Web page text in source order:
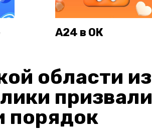
А24 в ОК
области из
призвали
порядок